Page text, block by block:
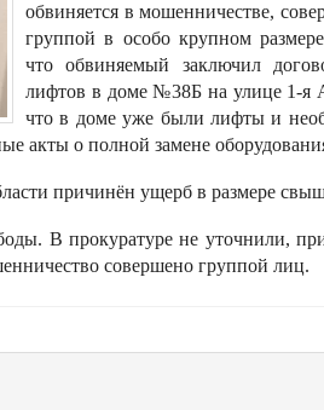
обвиняется в мошенничестве,
группой в особо крупном
что обвиняемый заключил
лифтов в доме №38Б на улице 1-я
что в доме уже были лифты и
акты о полной замене
причинён ущерб в размере
В прокуратуре не уточнили,
совершено группой лиц.